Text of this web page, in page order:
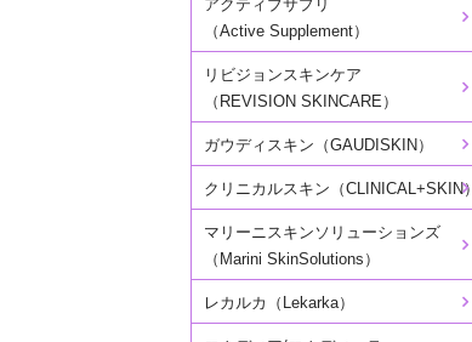
アクティブサプリ
（Active Supplement）
リビジョンスキンケア
（REVISION SKINCARE）
ガウディスキン（GAUDISKIN）
クリニカルスキン（CLINICAL+SKIN）
マリーニスキンソリューションズ
（Marini SkinSolutions）
レカルカ（Lekarka）